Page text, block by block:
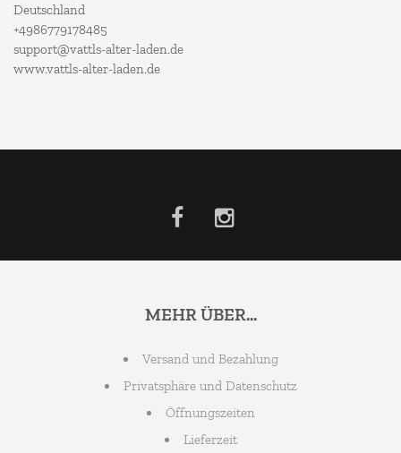
Deutschland
+4986779178485
support@vattls-alter-laden.de
www.vattls-alter-laden.de
MEHR ÜBER...
Versand und Bezahlung
Privatsphäre und Datenschutz
Öffnungszeiten
Lieferzeit